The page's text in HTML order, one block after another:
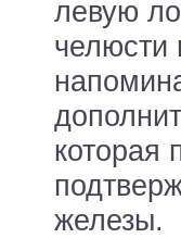
левую
челюсти
которая
железы.